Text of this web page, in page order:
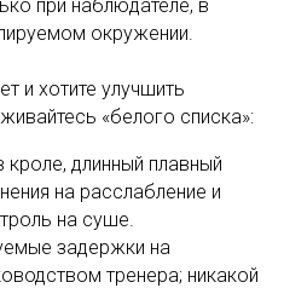
при наблюдателе, в
окружении.
и хотите улучшить
«белого списка»:
длинный плавный
на расслабление и
на суше.
задержки на
тренера; никакой